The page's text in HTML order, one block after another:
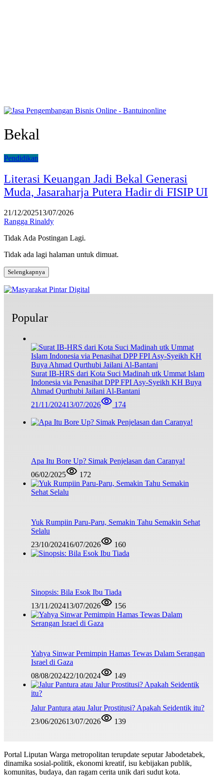
Bekal
Pendidikan
Literasi Keuangan Jadi Bekal Generasi
Muda, Jasaraharja Putera Hadir di FISIP UI
21/12/202513/07/2026
Rangga Rinaldy
Tidak Ada Postingan Lagi.
Tidak ada lagi halaman untuk dimuat.
Selengkapnya
Popular
Surat IB-HRS dari Kota Suci Madinah utk Ummat Islam
Indonesia via Penasihat DPP FPI Asy-Syeikh KH Buya
Ahmad Qurthubi Jailani Al-Bantani
21/11/202413/07/2026 174
Apa Itu Bore Up? Simak Penjelasan dan Caranya!
06/02/2025
172
Yuk Rumpiin Paru-Paru, Semakin Tahu Semakin Sehat
Selalu
23/10/202416/07/2026 160
Sinopsis: Bila Esok Ibu Tiada
13/11/202413/07/2026 156
Yahya Sinwar Pemimpin Hamas Tewas Dalam Serangan
Israel di Gaza
08/08/202422/10/2024 149
Jalur Pantura atau Jalur Prostitusi? Apakah Seidentik itu?
23/06/202613/07/2026 139
Portal Liputan Warga metropolitan terupdate seputar Jabodetabek,
dinamika sosial-politik, ekonomi kreatif, isu kebijakan publik,
komunitas, budaya, dan ragam cerita unik dari sudut kota.